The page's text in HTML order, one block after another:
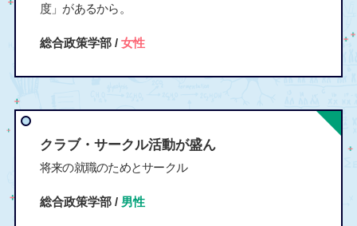
度」があるから。
総合政策学部 / 女性
クラブ・サークル活動が盛ん
将来の就職のためとサークル
総合政策学部 / 男性